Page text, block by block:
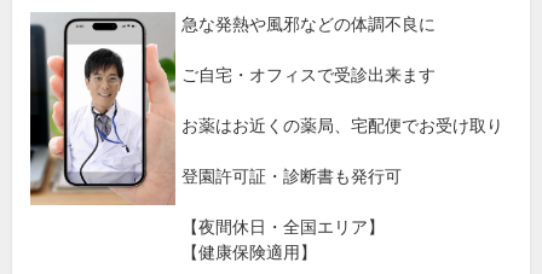
急な発熱や風邪などの体調不良に
ご自宅・オフィスで受診出来ます
お薬はお近くの薬局、宅配便でお受け取り
登園許可証・診断書も発行可
【夜間休日・全国エリア】
【健康保険適用】